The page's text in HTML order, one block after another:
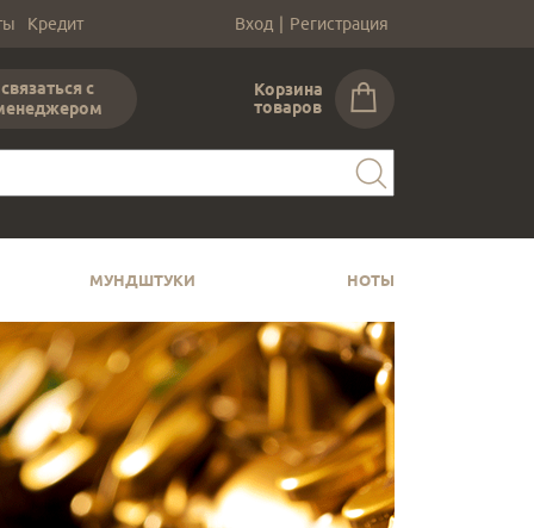
Кредит Вход | Регистрация
связаться с
Корзина
товаров
МУНДШТУКИ НОТЫ